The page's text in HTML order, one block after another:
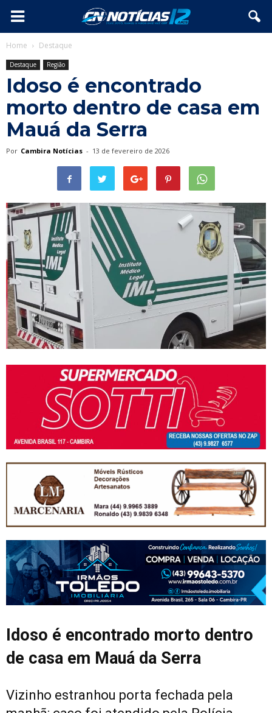
Home Destaque
Destaque Região
Idoso é encontrado
morto dentro de casa em
Mauá da Serra
Por Cambira Notícias - 13 de fevereiro de 2026
Idoso é encontrado morto dentro
de casa em Mauá da Serra
Vizinho estranhou porta fechada pela